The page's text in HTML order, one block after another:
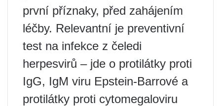
první příznaky, před zahájením
léčby. Relevantní je preventivní
test na infekce z čeledi
herpesvirů – jde o protilátky proti
IgG, IgM viru Epstein-Barrové a
protilátky proti cytomegaloviru